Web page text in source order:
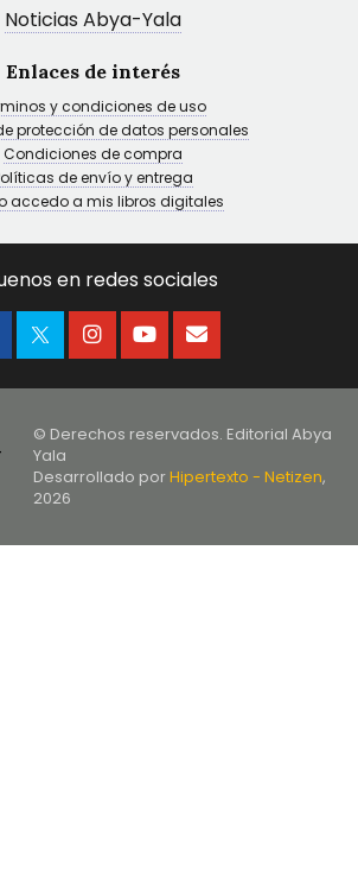
Noticias Abya-Yala
Enlaces de interés
y condiciones de uso
protección de datos personales
Condiciones de compra
de envío y entrega
accedo a mis libros digitales
en redes sociales
© Derechos reservados. Editorial Abya
Yala
Desarrollado porHipertexto - Netizen,
2026